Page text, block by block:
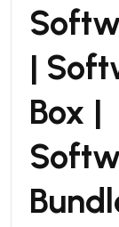
|
Box |